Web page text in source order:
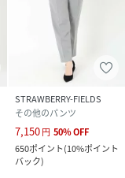
STRAWBERRY-FIELDS
その他のパンツ
7,150円 50%OFF
650ポイント(10%ポイント
バック)